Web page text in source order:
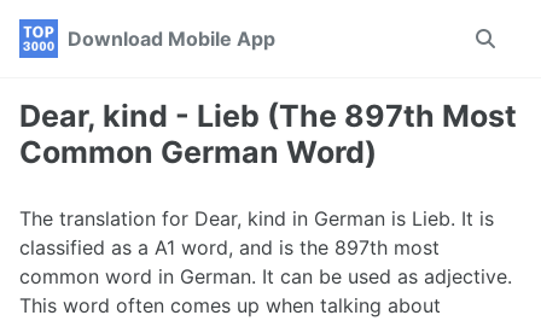
Skip
navigation
Skip
Skip
Download Mobile App
Toggle
Dear, kind - Lieb (The 897th Most
Common German Word)
The translation for Dear, kind in German is Lieb. It is
classified as a A1 word, and is the 897th most
common word in German. It can be used as adjective.
This word often comes up when talking about